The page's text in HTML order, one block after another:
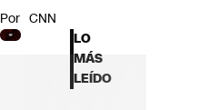
Por CNN
LO
MÁS
LEÍDO